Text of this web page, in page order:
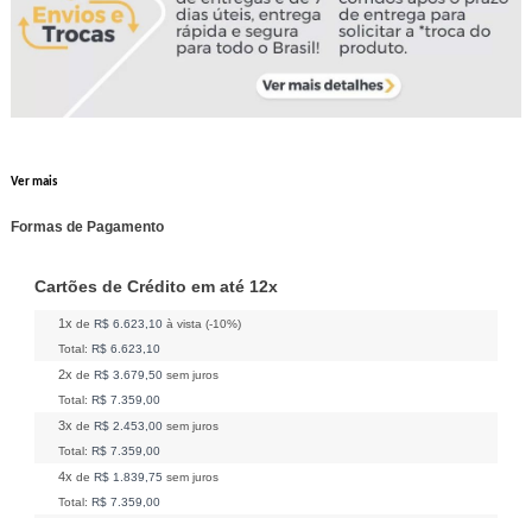
Ver mais
Formas de Pagamento
Cartões de Crédito em até 12x
1x de R$ 6.623,10 à vista (-10%)
Total: R$ 6.623,10
2x de R$ 3.679,50 sem juros
Total: R$ 7.359,00
3x de R$ 2.453,00 sem juros
Total: R$ 7.359,00
4x de R$ 1.839,75 sem juros
Total: R$ 7.359,00